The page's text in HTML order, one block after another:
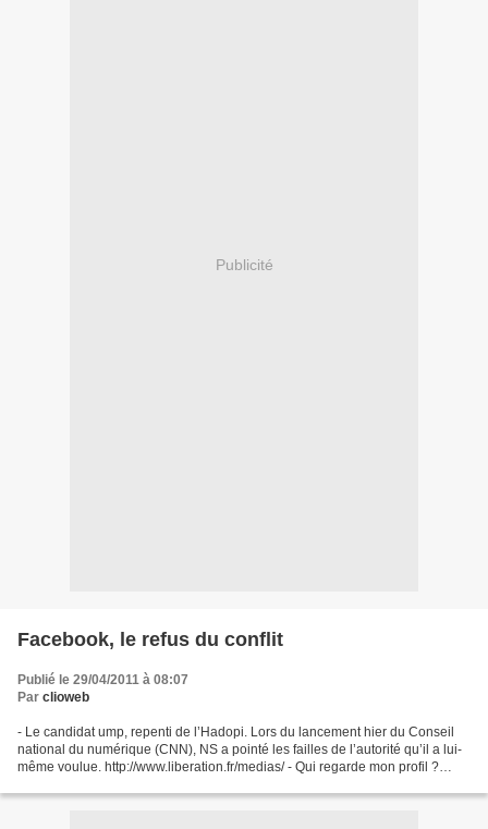
Publicité
Facebook, le refus du conflit
Publié le 29/04/2011 à 08:07
Par clioweb
- Le candidat ump, repenti de l’Hadopi. Lors du lancement hier du Conseil
national du numérique (CNN), NS a pointé les failles de l’autorité qu’il a lui-
même voulue. http://www.liberation.fr/medias/ - Qui regarde mon profil ?